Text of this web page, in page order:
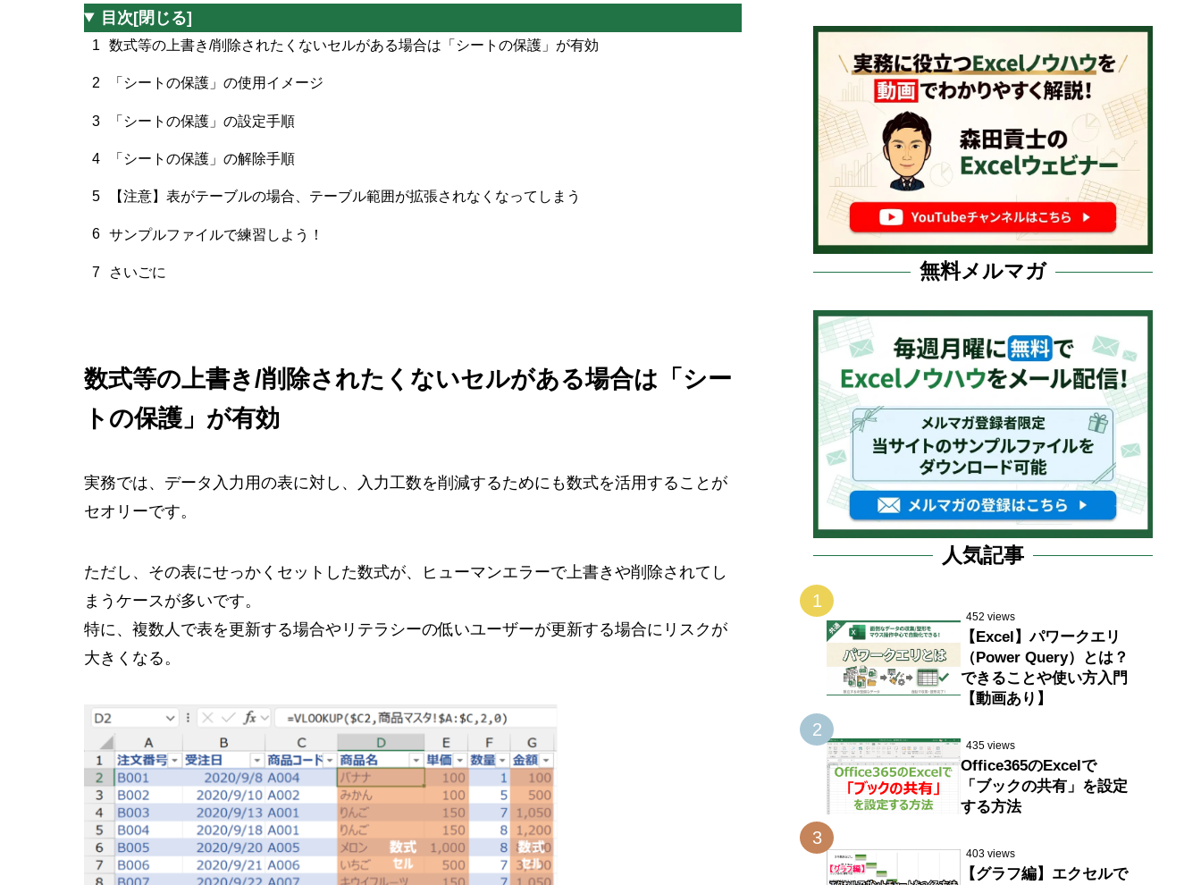
目次[閉じる]
1 数式等の上書き/削除されたくないセルがある場合は「シートの保護」が有効
2 「シートの保護」の使用イメージ
3 「シートの保護」の設定手順
4 「シートの保護」の解除手順
5 【注意】表がテーブルの場合、テーブル範囲が拡張されなくなってしまう
6 サンプルファイルで練習しよう！
7 さいごに
数式等の上書き/削除されたくないセルがある場合は「シー
トの保護」が有効
実務では、 データ入力用の表に対し、入力工数を削減するためにも数式を活用することが
セオリーです。
ただし、その表にせっかくセットした数式が、ヒューマンエラーで上書きや削除されてし
まうケースが多いです。
特に、複数人で表を更新する場合やリテラシーの低いユーザーが更新する場合にリスクが
大きくなる。
無料メルマガ
人気記事
1
452 views
【Excel】パワークエリ
（Power Query）とは？
できることや使い方入門
【動画あり】
2
435 views
Office365のExcelで
「ブックの共有」を設定
する方法
3
403 views
【グラフ編】エクセルで